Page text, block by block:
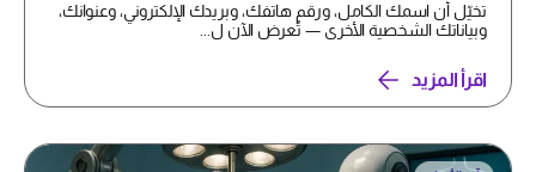
تخيّل أن اسمك الكامل، ورقم هاتفك، وبريدك الإلكتروني، وعنوانك،
وبياناتك الشخصية الأخرى — تُعرض الآن ل...
اقرأ المزيد